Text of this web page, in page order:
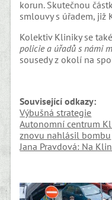
korun. Skutečnou
smlouvy s úřadem, již
Kolektiv Kliniky se
policie a úřadů s námi
sousedy z okolí na
Související odkazy:
Výbušná strategie
Autonomní centrum
znovu nahlásil bombu
Jana Pravdová: Na